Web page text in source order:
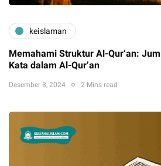
keislaman
Memahami Struktur Al-Qur’an:
Kata dalam Al-Qur’an
Desember 8, 2024 2 Mins read